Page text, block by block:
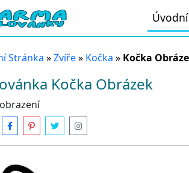
Stránka »Zvíře» Kočka » Kočka
Kočka Obrázek